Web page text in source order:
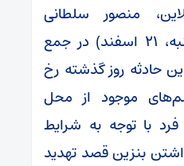
منصور سلطانی
محمدی امروز (سه‌شنبه، ۲۱ اسفند) در جمع
حادثه روز گذشته رخ
موجود از محل
با توجه به شرایط
بنزین قصد تهدید